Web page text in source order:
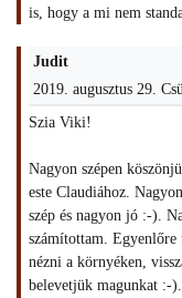
is, hogy a mi nem
Judit
2019. augusztus 29.
Szia Viki!
Nagyon szépen
este Claudiához.
szép és nagyon jó :-).
számítottam.
nézni a környéken,
belevetjük magunkat :-).